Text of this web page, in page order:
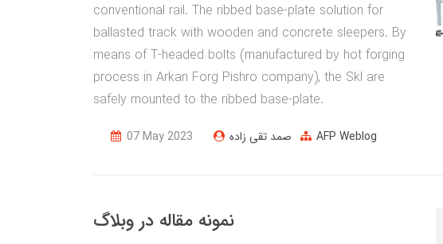
conventional rail. The ribbed base-plate solution for
ballasted track with wooden and concrete sleepers. By
means of T-headed bolts (manufactured by hot forging
process in Arkan Forg Pishro company), the Skl are
safely mounted to the ribbed base-plate.
07 May 2023 صمد تقی زاده AFP Weblog
نمونه مقاله در وبلاگ